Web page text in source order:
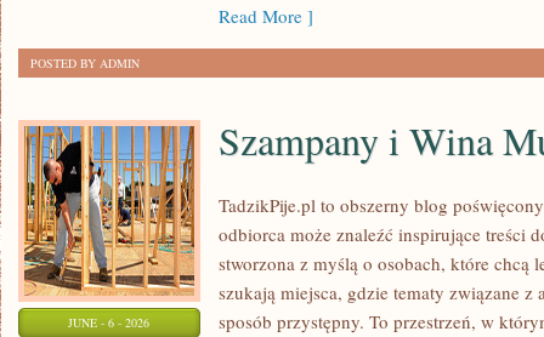
Read More ]
POSTED BY ADMIN
JUNE - 6 - 2026
Szampany i Wina
TadzikPije.pl to obszerny blog
odbiorca może znaleźć inspirujące treści
stworzona z myślą o osobach, które chcą
szukają miejsca, gdzie tematy związane z
sposób przystępny. To przestrzeń, w